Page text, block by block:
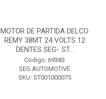
MOTOR DE PARTIDA DELCO
REMY 38MT 24 VOLTS 12
DENTES SEG- ST...
Código: 69383
SEG AUTOMOTIVE
SKU: ST001000075